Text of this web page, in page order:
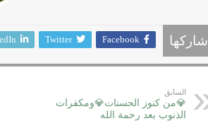
شاركها Facebook
Twitter
السابق
💎من كنوز الحسنات💎ومكفرات
الذنوب بعد رحمة الله